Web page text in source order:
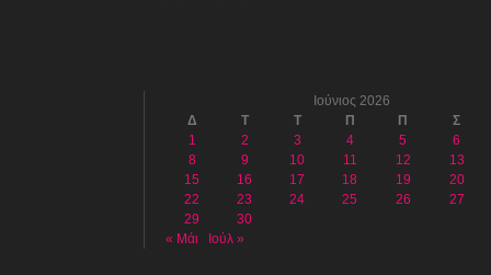
Ιούνιος 2026
Δ
Τ Τ Π Π
Σ
1
2 3 4 5
6
8
9 10 11 12
13
15
16 17 18 19
20
22
23 24 25 26
27
29
30
« Μάι
Ιούλ »